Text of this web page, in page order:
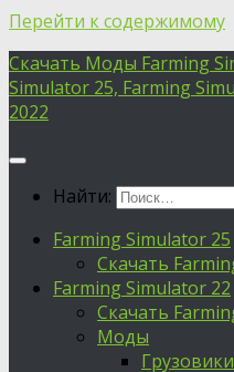
Перейти к содержимому
Скачать Моды Farming
Simulator 25, Farming
2022
Найти:
Farming Simulator 25
Скачать
Farming Simulator 22
Скачать
Моды
Грузовики